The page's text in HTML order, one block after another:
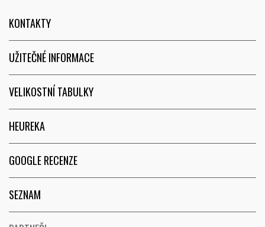
KONTAKTY
UŽITEČNÉ INFORMACE
VELIKOSTNÍ TABULKY
HEUREKA
GOOGLE RECENZE
SEZNAM